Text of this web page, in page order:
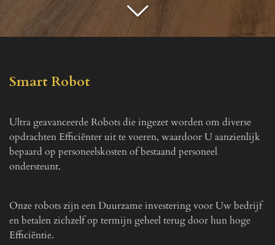
Smart Robot
Ultra geavanceerde Robots die ingezet worden om diverse
opdrachten Efficiënter uit te voeren, waardoor U aanzienlijk
bepaard op personeelskosten of bestaand personeel
ondersteunt.
Onze robots zijn een Duurzame investering voor Uw bedrijf
en betalen zichzelf op termijn geheel terug door hun hoge
Efficiëntie.